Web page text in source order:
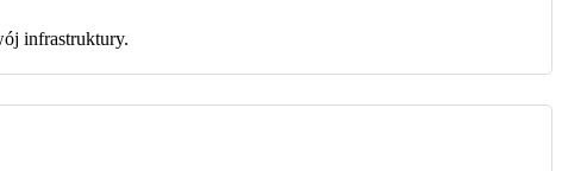
infrastruktury.